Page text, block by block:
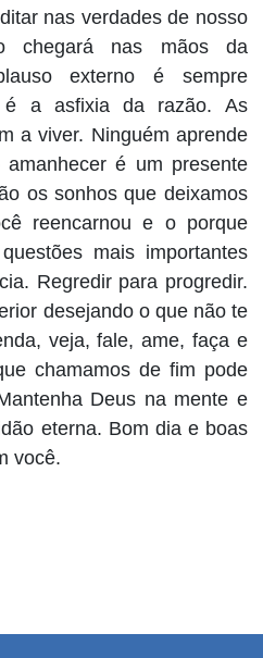
nas verdades de nosso
chegará nas mãos da
externo é sempre
é a asfixia da razão. As
a viver. Ninguém aprende
é um presente
os sonhos que deixamos
reencarnou e o porque
mais importantes
Regredir para progredir.
desejando o que não te
veja, fale, ame, faça e
chamamos de fim pode
Deus na mente e
eterna. Bom dia e boas
você.